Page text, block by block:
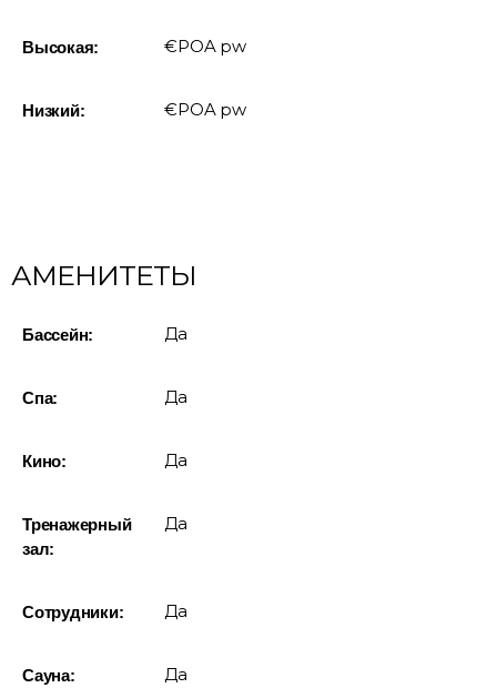
Высокая: €POA pw
Низкий: €POA pw
АМЕНИТЕТЫ
Бассейн: Да
Спа: Да
Кино: Да
Тренажерный
зал:
Да
Сотрудники: Да
Сауна: Да